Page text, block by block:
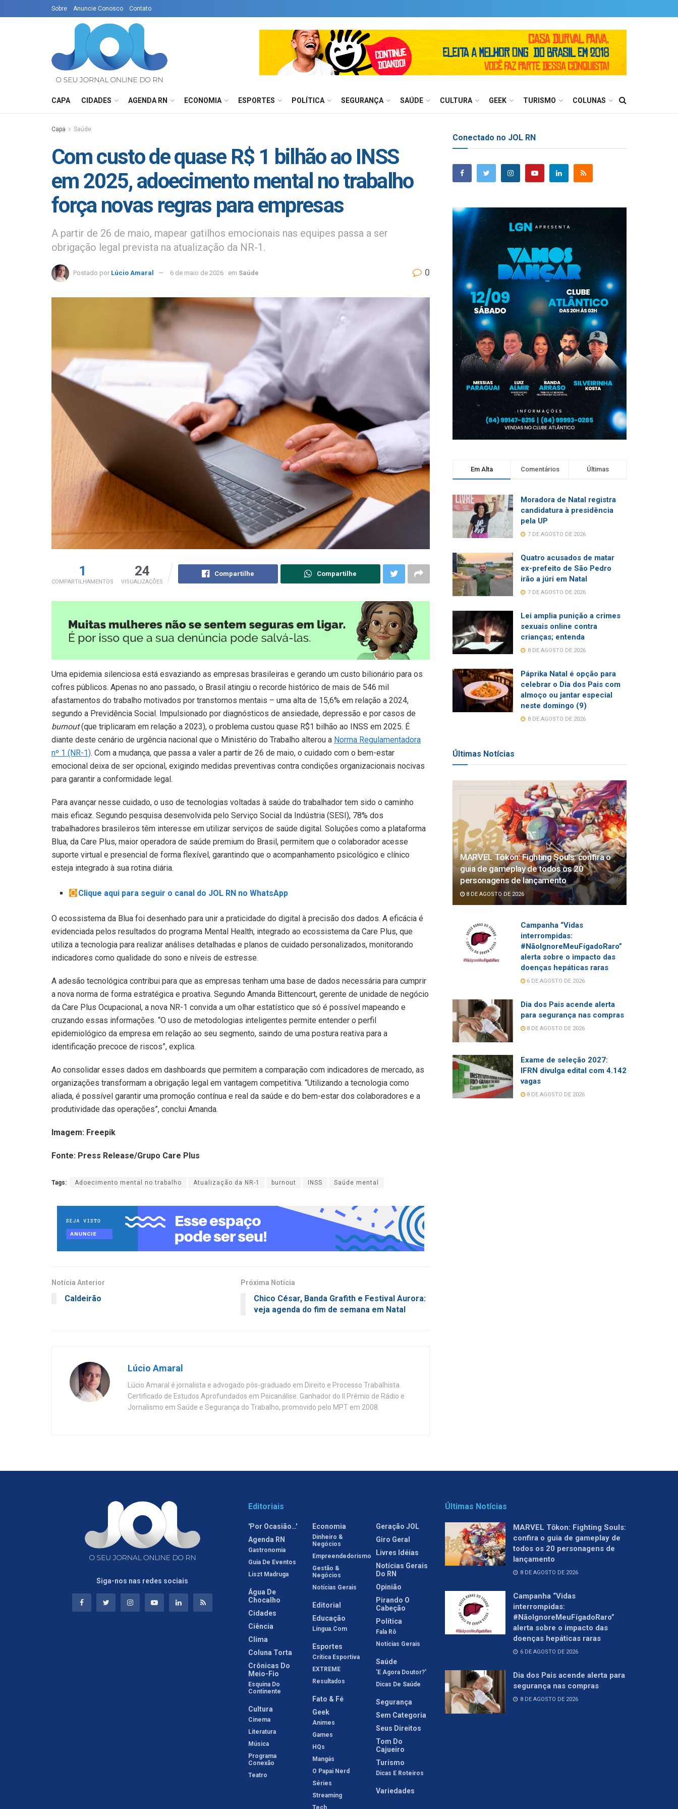
Sobre Anuncie Conosco Contato
CAPA CIDADES AGENDA RN ECONOMIA ESPORTES POLÍTICA SEGURANÇA SAÚDE CULTURA GEEK TURISMO COLUNAS
Capa Saúde
Com custo de quase R$ 1 bilhão ao INSS
em 2025, adoecimento mental no trabalho
força novas regras para empresas
A partir de 26 de maio, mapear gatilhos emocionais nas equipes passa a ser
obrigação legal prevista na atualização da NR-1.
Postado por Lúcio Amaral 6 de maio de 2026 em Saúde 0
1
COMPARTILHAMENTOS
24
VISUALIZAÇÕES
Compartilhe Compartilhe
Uma epidemia silenciosa está esvaziando as empresas brasileiras e gerando um custo bilionário para os
cofres públicos. Apenas no ano passado, o Brasil atingiu o recorde histórico de mais de 546 mil
afastamentos do trabalho motivados por transtornos mentais – uma alta de 15,6% em relação a 2024,
segundo a Previdência Social. Impulsionado por diagnósticos de ansiedade, depressão e por casos de
burnout(que triplicaram em relação a 2023), o problema custou quase R$1 bilhão ao INSS em 2025. É
diante deste cenário de urgência nacional que o Ministério do Trabalho alterou a Norma Regulamentadora
nº 1 (NR-1). Com a mudança, que passa a valer a partir de 26 de maio, o cuidado com o bem-estar
emocional deixa de ser opcional, exigindo medidas preventivas contra condições organizacionais nocivas
para garantir a conformidade legal.
Para avançar nesse cuidado, o uso de tecnologias voltadas à saúde do trabalhador tem sido o caminho
mais eficaz. Segundo pesquisa desenvolvida pelo Serviço Social da Indústria (SESI), 78% dos
trabalhadores brasileiros têm interesse em utilizar serviços de saúde digital. Soluções como a plataforma
Blua, da Care Plus, maior operadora de saúde premium do Brasil, permitem que o colaborador acesse
suporte virtual e presencial de forma flexível, garantindo que o acompanhamento psicológico e clínico
esteja integrado à sua rotina diária.
Clique aqui para seguir o canal do JOL RN no WhatsApp
O ecossistema da Blua foi desenhado para unir a praticidade do digital à precisão dos dados. A eficácia é
evidenciada pelos resultados do programa Mental Health, integrado ao ecossistema da Care Plus, que
utiliza a tecnologia para realizar análises detalhadas e planos de cuidado personalizados, monitorando
indicadores como qualidade do sono e níveis de estresse.
A adesão tecnológica contribui para que as empresas tenham uma base de dados necessária para cumprir
a nova norma de forma estratégica e proativa. Segundo Amanda Bittencourt, gerente de unidade de negócio
da Care Plus Ocupacional, a nova NR-1 convida a um olhar estatístico que só é possível mapeando e
cruzando essas informações. “O uso de metodologias inteligentes permite entender o perfil
epidemiológico da empresa em relação ao seu segmento, saindo de uma postura reativa para a
identificação precoce de riscos”, explica.
Ao consolidar esses dados em dashboards que permitem a comparação com indicadores de mercado, as
organizações transformam a obrigação legal em vantagem competitiva. “Utilizando a tecnologia como
aliada, é possível garantir uma promoção contínua e real da saúde e do bem-estar dos colaboradores e a
produtividade das operações”, conclui Amanda.
Imagem: Freepik
Fonte: Press Release/Grupo Care Plus
Tags: Adoecimento mental no trabalho Atualização da NR-1 burnout INSS Saúde mental
Notícia Anterior
Caldeirão
Próxima Notícia
Chico César, Banda Grafith e Festival Aurora:
veja agenda do fim de semana em Natal
Lúcio Amaral
Lúcio Amaral é jornalista e advogado pós-graduado em Direito e Processo Trabalhista.
Certificado de Estudos Aprofundados em Psicanálise. Ganhador do II Prêmio de Rádio e
Jornalismo em Saúde e Segurança do Trabalho, promovido pelo MPT em 2008.
Conectado no JOL RN
Em Alta Comentários Últimas
Moradora de Natal registra
candidatura à presidência
pela UP
7 DE AGOSTO DE 2026
Quatro acusados de matar
ex-prefeito de São Pedro
irão a júri em Natal
7 DE AGOSTO DE 2026
Lei amplia punição a crimes
sexuais online contra
crianças; entenda
8 DE AGOSTO DE 2026
Páprika Natal é opção para
celebrar o Dia dos Pais com
almoço ou jantar especial
neste domingo (9)
8 DE AGOSTO DE 2026
Últimas Notícias
MARVEL Tōkon: Fighting Souls: confira o
guia de gameplay de todos os 20
personagens de lançamento
8 DE AGOSTO DE 2026
Campanha “Vidas
interrompidas:
#NãoIgnoreMeuFígadoRaro”
alerta sobre o impacto das
doenças hepáticas raras
6 DE AGOSTO DE 2026
Dia dos Pais acende alerta
para segurança nas compras
8 DE AGOSTO DE 2026
Exame de seleção 2027:
IFRN divulga edital com 4.142
vagas
8 DE AGOSTO DE 2026
Siga-nos nas redes sociais
Editoriais
'Por Ocasião…'
Agenda RN
Gastronomia
Guia De Eventos
Liszt Madruga
Água De
Chocalho
Cidades
Ciência
Clima
Coluna Torta
Crônicas Do
Meio-Fio
Esquina Do
Continente
Cultura
Cinema
Literatura
Música
Programa
Conexão
Teatro
Economia
Dinheiro &
Negócios
Empreendedorismo
Gestão &
Negócios
Notícias Gerais
Editorial
Educação
Língua.com
Esportes
Crítica Esportiva
EXTREME
Resultados
Fato & Fé
Geek
Animes
Games
HQs
Mangás
O Papai Nerd
Séries
Streaming
Tech
Geração JOL
Giro Geral
Livres Idéias
Notícias Gerais
Do RN
Opinião
Pirando O
Cabeção
Política
Fala Rô
Notícias Gerais
Saúde
'E Agora Doutor?'
Dicas De Saúde
Segurança
Sem Categoria
Seus Direitos
Tom Do
Cajueiro
Turismo
Dicas E Roteiros
Variedades
Últimas Notícias
MARVEL Tōkon: Fighting Souls:
confira o guia de gameplay de
todos os 20 personagens de
lançamento
8 DE AGOSTO DE 2026
Campanha “Vidas
interrompidas:
#NãoIgnoreMeuFígadoRaro”
alerta sobre o impacto das
doenças hepáticas raras
6 DE AGOSTO DE 2026
Dia dos Pais acende alerta para
segurança nas compras
8 DE AGOSTO DE 2026